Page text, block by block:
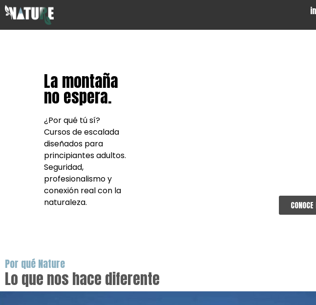
La montaña
no espera.
¿Por qué tú sí?
Cursos de escalada
diseñados para
principiantes adultos.
Seguridad,
profesionalismo y
conexión real con la
naturaleza.
Por qué Nature
Lo que nos hace diferente